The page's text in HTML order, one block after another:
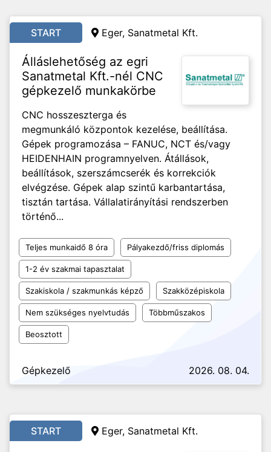
START Eger, Sanatmetal Kft.
Álláslehetőség az egri
Sanatmetal Kft.-nél CNC
gépkezelő munkakörbe
CNC hosszeszterga és
megmunkáló központok kezelése, beállítása.
Gépek programozása – FANUC, NCT és/vagy
HEIDENHAIN programnyelven. Átállások,
beállítások, szerszámcserék és korrekciók
elvégzése. Gépek alap szintű karbantartása,
tisztán tartása. Vállalatirányítási rendszerben
történő...
Teljes munkaidő 8 óra Pályakezdő/friss diplomás
1-2 év szakmai tapasztalat
Szakiskola / szakmunkás képző Szakközépiskola
Nem szükséges nyelvtudás Többműszakos
Beosztott
Gépkezelő 2026. 08. 04.
START Eger, Sanatmetal Kft.